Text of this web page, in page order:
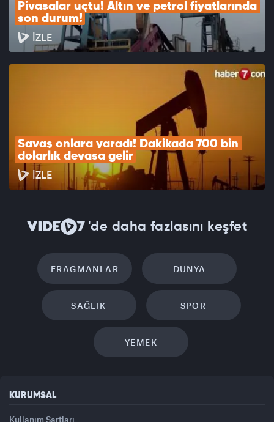
Piyasalar uçtu! Altın ve petrol fiyatlarında
son durum!
İZLE
Savaş onlara yaradı! Dakikada 700 bin
dolarlık devasa gelir
İZLE
'de daha fazlasını keşfet
FRAGMANLAR DÜNYA
SAĞLIK SPOR
YEMEK
KURUMSAL
Kullanım Şartları